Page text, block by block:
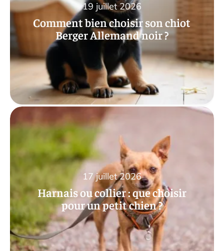
Comment bien choisir son chiot
Berger Allemand noir ?
19 juillet 2026
Harnais ou collier : que choisir
pour un petit chien ?
17 juillet 2026